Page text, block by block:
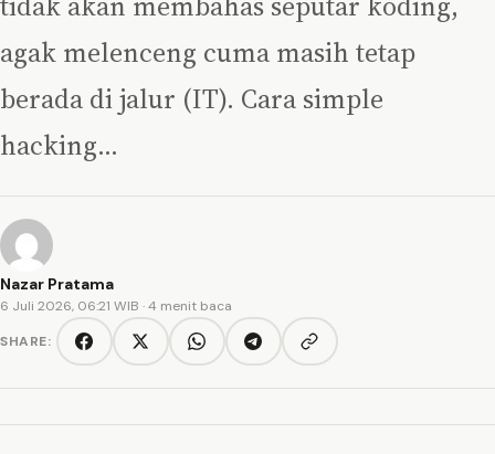
agak melenceng cuma masih tetap
berada di jalur (IT). Cara simple
hacking…
Nazar Pratama
6 Juli 2026, 06:21 WIB · 4 menit baca
SHARE:
FacebookTwitter/XWhatsAppTelegramCopy link